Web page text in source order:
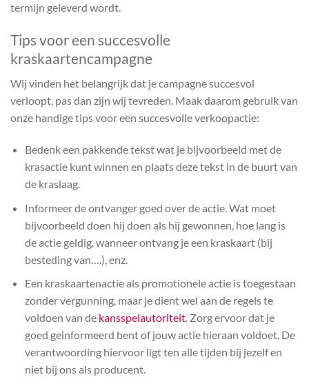
termijn geleverd wordt.
Tips voor een succesvolle
kraskaartencampagne
Wij vinden het belangrijk dat je campagne succesvol
verloopt, pas dan zijn wij tevreden. Maak daarom gebruik van
onze handige tips voor een succesvolle verkoopactie:
Bedenk een pakkende tekst wat je bijvoorbeeld met de
krasactie kunt winnen en plaats deze tekst in de buurt van
de kraslaag.
Informeer de ontvanger goed over de actie. Wat moet
bijvoorbeeld doen hij doen als hij gewonnen, hoe lang is
de actie geldig, wanneer ontvang je een kraskaart (bij
besteding van….), enz.
Een kraskaartenactie als promotionele actie is toegestaan
zonder vergunning, maar je dient wel aan de regels te
voldoen van de kansspelautoriteit. Zorg ervoor dat je
goed geinformeerd bent of jouw actie hieraan voldoet. De
verantwoording hiervoor ligt ten alle tijden bij jezelf en
niet bij ons als producent.